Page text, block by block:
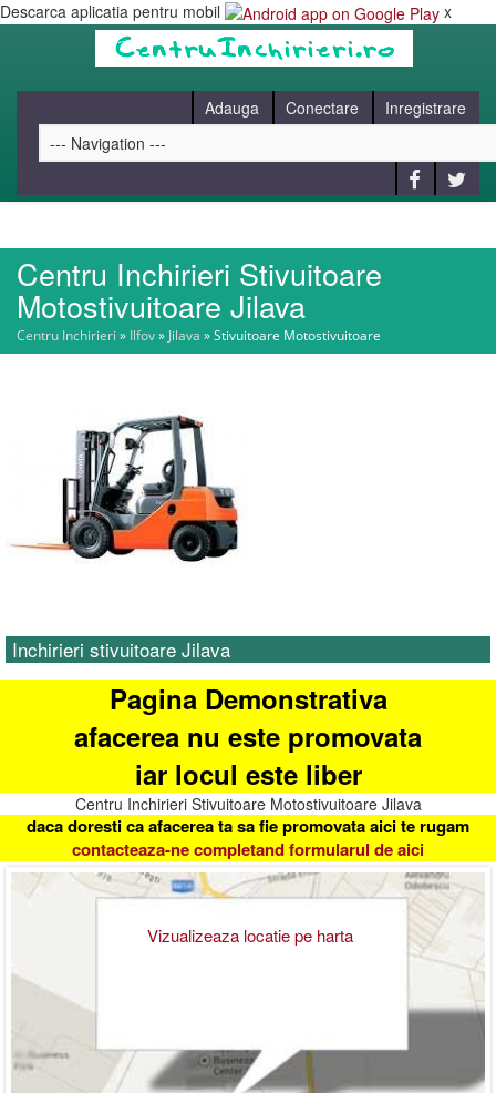
Descarca aplicatia pentru mobil x
Adauga Conectare Inregistrare
HOME
CAUT
CONTACT
Centru Inchirieri Stivuitoare
Motostivuitoare Jilava
Centru Inchirieri » Ilfov» Jilava »Stivuitoare Motostivuitoare
Inchirieri stivuitoare Jilava
Pagina Demonstrativa
afacerea nu este promovata
iar locul este liber
Centru Inchirieri Stivuitoare Motostivuitoare Jilava
daca doresti ca afacerea ta sa fie promovata aici te rugam
contacteaza-ne completand formularul de aici
Vizualizeaza locatie pe harta